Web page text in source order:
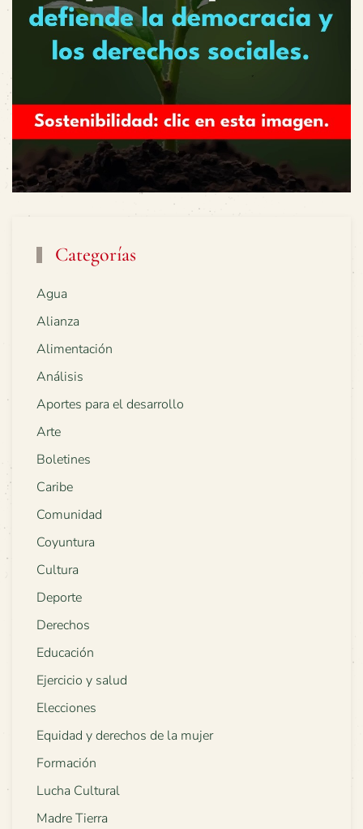
Categorías
Agua
Alianza
Alimentación
Análisis
Aportes para el desarrollo
Arte
Boletines
Caribe
Comunidad
Coyuntura
Cultura
Deporte
Derechos
Educación
Ejercicio y salud
Elecciones
Equidad y derechos de la mujer
Formación
Lucha Cultural
Madre Tierra